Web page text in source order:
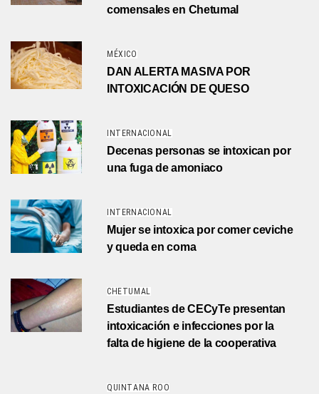
comensales en Chetumal
MÉXICO
DAN ALERTA MASIVA POR
INTOXICACIÓN DE QUESO
INTERNACIONAL
Decenas personas se intoxican por
una fuga de amoniaco
INTERNACIONAL
Mujer se intoxica por comer ceviche
y queda en coma
CHETUMAL
Estudiantes de CECyTe presentan
intoxicación e infecciones por la
falta de higiene de la cooperativa
QUINTANA ROO